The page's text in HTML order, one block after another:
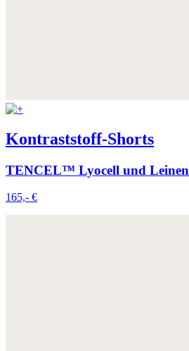
Kontraststoff-Shorts
TENCEL™ Lyocell und Leinen
165,- €